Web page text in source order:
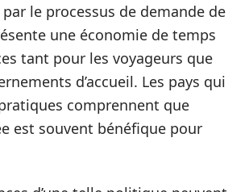
le processus de demande de
une économie de temps
tant pour les voyageurs que
d’accueil. Les pays qui
comprennent que
est souvent bénéfique pour